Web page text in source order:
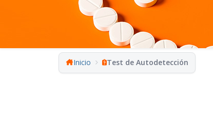
Inicio Test de Autodetección